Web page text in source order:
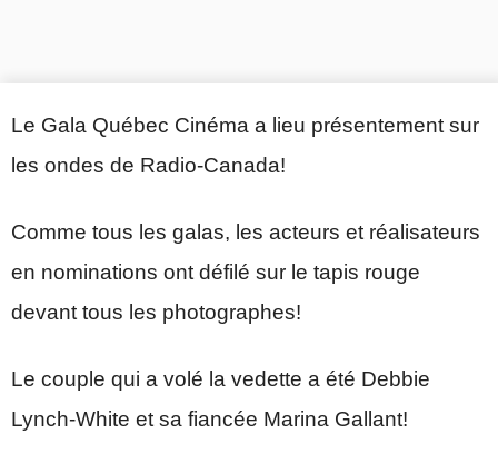
Le Gala Québec Cinéma a lieu présentement sur
les ondes de Radio-Canada!
Comme tous les galas, les acteurs et réalisateurs
en nominations ont défilé sur le tapis rouge
devant tous les photographes!
Le couple qui a volé la vedette a été Debbie
Lynch-White et sa fiancée Marina Gallant!